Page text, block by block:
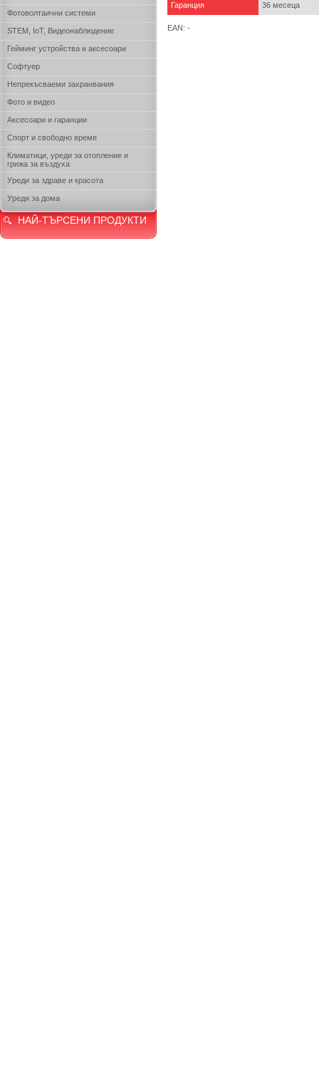
Фотоволтаични системи
STEM, IoT, Видеонаблюдение
Гейминг устройства и аксесоари
Софтуер
Непрекъсваеми захранвания
Фото и видео
Аксесоари и гаранции
Спорт и свободно време
Климатици, уреди за отопление и
грижа за въздуха
Уреди за здраве и красота
Уреди за дома
НАЙ-ТЪРСЕНИ ПРОДУКТИ
Гаранция 36 месеца
EAN: -